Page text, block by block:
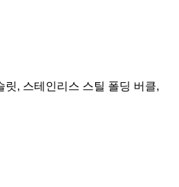
릿, 스테인리스 스틸 폴딩 버클,